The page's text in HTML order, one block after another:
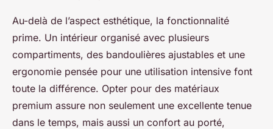
Au-delà de l’aspect esthétique, la fonctionnalité
prime. Un intérieur organisé avec plusieurs
compartiments, des bandoulières ajustables et une
ergonomie pensée pour une utilisation intensive font
toute la différence. Opter pour des matériaux
premium assure non seulement une excellente tenue
dans le temps, mais aussi un confort au porté,